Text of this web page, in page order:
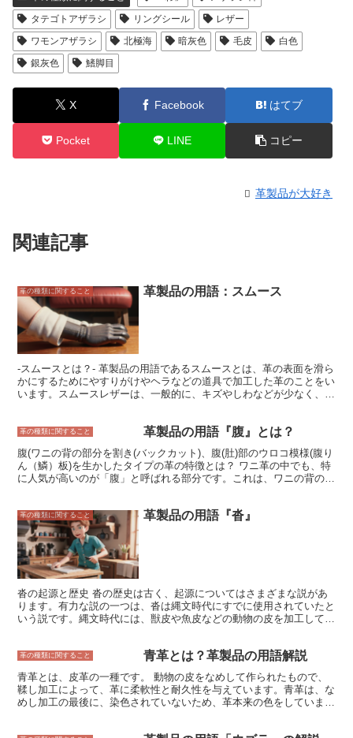
タテゴトアザラシ
リングシール
レザー
ワモンアザラシ
北極海 暗灰色 毛皮
白色
銀灰色
鰭脚目
X Facebook はてブ
Pocket LINE コピー
革製品が大好き
関連記事
革の種類に関すること 革製品の用語：スムース
-スムースとは？- 革製品の用語であるスムースとは、革の表面を滑ら
かにするためにやすりがけやヘラなどの道具で加工した革のことをい
います。スムースレザーは、一般的に、キズやしわなどが少なく、表
います。 スムースレザーは、革の種類や加工方法によって、さまざ
細かく、表面がなめらかなのが特徴です。一方、豚革のスムースレザ
ーは、キメが粗く、表面にシワやシボがあるのが特徴です。また、ス
ムースレザーは、染色や加工によって、さまざまな色や風合いを出す
から、革製品に広く使用されている素材です。靴、バッグ、財布、ソ
ファ、カーシートなど、さまざまな製品に使用されています。
革の種類に関すること 革製品の用語『腹』とは？
腹(ワニの背の部分を割き(バックカット)、腹(肚)部のウロコ模様(腹り
ん（鱗）板)を生かしたタイプの革の特徴とは？ ワニ革の中でも、特
に人気が高いのが「腹」と呼ばれる部分です。これは、ワニの背の部
最も美しく、高級感がある部位として知られています。そのため、バ
ッグや財布などの高級革製品に使われることが多いです。 腹りんの
特徴は、なんといってもそのウロコ模様です。このウロコ模様は、一
つ一つが非常に細かく、美しい輝きを放っています。また、腹りんは
比較的やわらかく、肌触りがよいのも特徴です。 腹りんを使った革
製品は、とても丈夫で長持ちします。そのため、長く愛用できるのが
魅力です。また、腹りんのウロコ模様は、とても個性的で、人とは違
ったものを持ちたいという人にもぴったりです。
革の種類に関すること 革製品の用語『沓』
沓の起源と歴史 沓の歴史は古く、起源についてはさまざまな説があ
ります。有力な説の一つは、沓は縄文時代にすでに使用されていたと
いう説です。縄文時代には、獣皮や魚皮などの動物の皮を加工して作
えられています。 沓はその後、弥生時代にも使用され続けました。
ました。沓は、田畑を耕作する際に使用されたり、旅行をする際に使
用されたりしたと考えられています。沓は、平安時代になると、貴族
や武士の間で装飾品として使用されるようになりました。この時代の
革の種類に関すること 青革とは？革製品の用語解説
青革とは、皮革の一種です。 動物の皮をなめして作られたもので、
鞣し加工によって、革に柔軟性と耐久性を与えています。青革は、な
めし加工の最後に、染色されていないため、革本来の色をしていま